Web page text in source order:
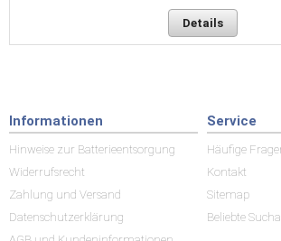
Details
Informationen
Hinweise zur Batterieentsorgung
Widerrufsrecht
Zahlung und Versand
Datenschutzerklärung
Service
Häufige
Kontakt
Sitemap
Beliebte